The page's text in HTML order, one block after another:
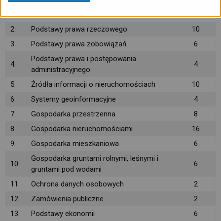
1.
Część ogólna prawa cywilnego
6
2.
Podstawy prawa rzeczowego
10
3.
Podstawy prawa zobowiązań 6
4.
Podstawy prawa i postępowania
administracyjnego
4
5. Źródła informacji o nieruchomościach
10
6.
Systemy geoinformacyjne
4
7.
Gospodarka przestrzenna
8
8.
Gospodarka nieruchomościami
16
9.
Gospodarka mieszkaniowa 6
10.
Gospodarka gruntami rolnymi, leśnymi i
gruntami pod wodami
6
11. Ochrona danych osobowych
2
12.
Zamówienia publiczne
2
13.
Podstawy ekonomii 6